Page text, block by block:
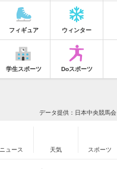
フィギュア ウィンター
学生スポーツ Doスポーツ
データ提供：日本中央競馬会
ニュース 天気 スポーツ